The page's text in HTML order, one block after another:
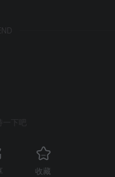
一下吧
收藏